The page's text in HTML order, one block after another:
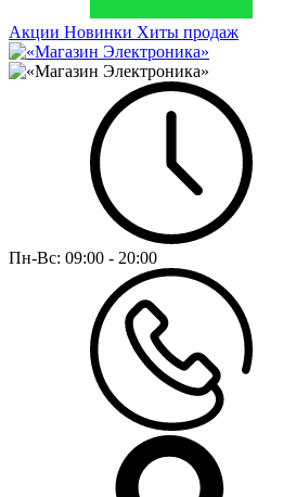
Акции Новинки Хиты продаж
Пн-Вс: 09:00 - 20:00